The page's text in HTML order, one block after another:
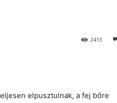
2413
elpusztulnak, a fej bőre